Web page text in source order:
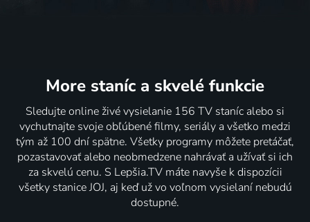
More staníc a skvelé funkcie
Sledujte online živé vysielanie 156 TV staníc alebo si
vychutnajte svoje obľúbené filmy, seriály a všetko medzi
tým až 100 dní spätne. Všetky programy môžete pretáčať,
pozastavovať alebo neobmedzene nahrávať a užívať si ich
za skvelú cenu. S Lepšia.TV máte navyše k dispozícii
všetky stanice JOJ, aj keď už vo voľnom vysielaní nebudú
dostupné.